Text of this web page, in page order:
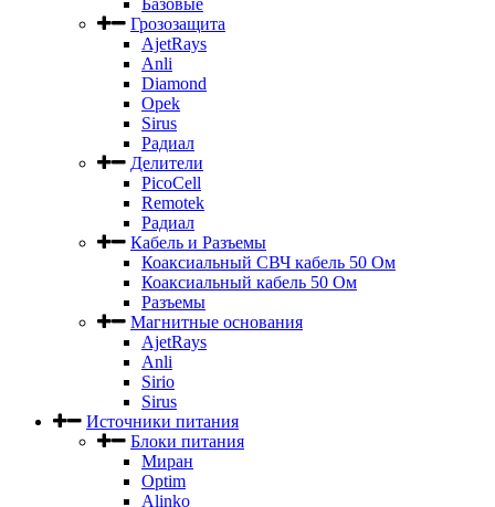
Базовые
Грозозащита
AjetRays
Anli
Diamond
Opek
Sirus
Радиал
Делители
PicoCell
Remotek
Радиал
Кабель и Разъемы
Коаксиальный СВЧ кабель 50 Ом
Коаксиальный кабель 50 Ом
Разъемы
Магнитные основания
AjetRays
Anli
Sirio
Sirus
Источники питания
Блоки питания
Миран
Optim
Alinko